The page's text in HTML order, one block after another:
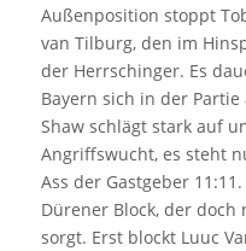
Außenposition stoppt
van Tilburg, den im
der Herrschinger. Es
Bayern sich in der
Shaw schlägt stark auf
Angriffswucht, es steht
Ass der Gastgeber
Dürener Block, der
sorgt. Erst blockt Luuc